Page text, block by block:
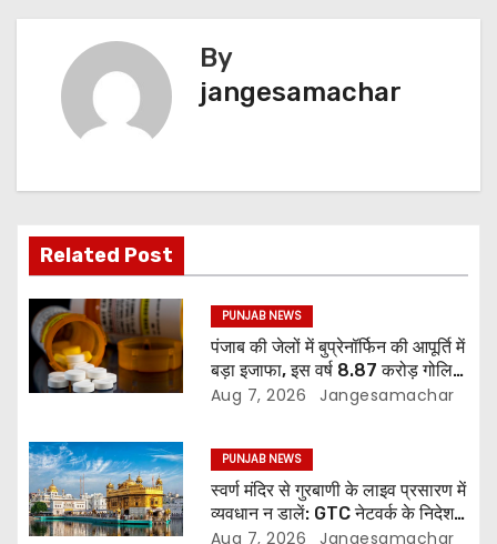
By
jangesamachar
Related Post
PUNJAB NEWS
पंजाब की जेलों में बुप्रेनॉर्फिन की आपूर्ति में
बड़ा इजाफा, इस वर्ष 8.87 करोड़ गोलियां
जारी: रिपोर्ट
Aug 7, 2026 Jangesamachar
PUNJAB NEWS
स्वर्ण मंदिर से गुरबाणी के लाइव प्रसारण में
व्यवधान न डालें: GTC नेटवर्क के निदेशक
की SGPC से अपील
Aug 7, 2026 Jangesamachar